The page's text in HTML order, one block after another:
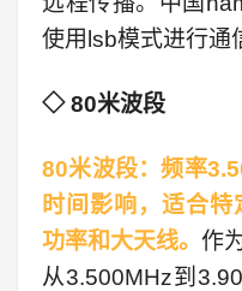
使用lsb模式进行通
◇ 80米波段
80米波段：频率
时间影响，适合
功率和大天线。作
从3.500MHz到